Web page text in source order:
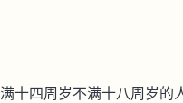
四周岁不满十八周岁的